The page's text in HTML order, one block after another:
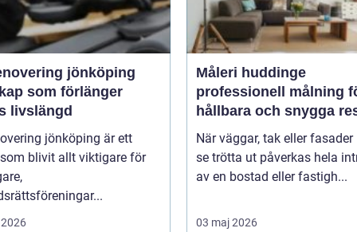
jönköping
som förlänger
livslängd
jönköping är ett
blivit allt viktigare för
Måleri huddinge
professionell målning
hållbara och snygga
När väggar, tak eller fasader
se trötta ut påverkas hela
av en bostad eller fastigh...
03 maj 2026